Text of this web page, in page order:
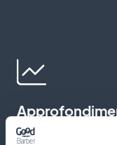
perfezionare i